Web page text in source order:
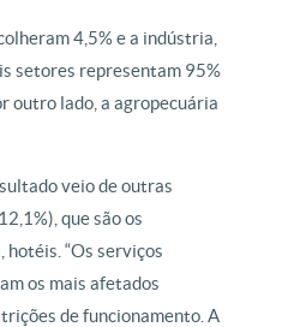
4,5% e a indústria,
setores representam 95%
outro lado, a agropecuária
veio de outras
que são os
“Os serviços
os mais afetados
de funcionamento. A